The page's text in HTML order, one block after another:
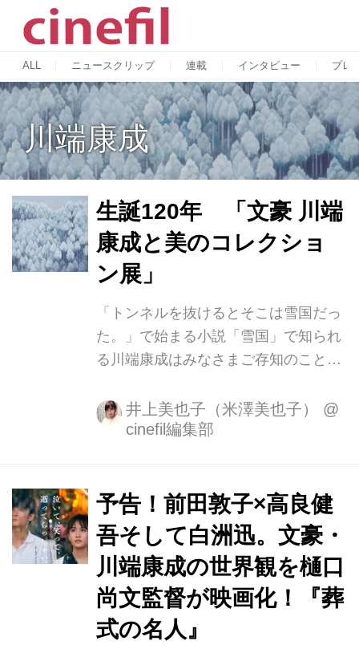
ALL ニュースクリップ 連載 インタビュー プレ
川端康成
生誕120年 「文豪 川端
康成と美のコレクショ
ン展」
「トンネルを抜けるとそこは雪国だっ
た。」で始まる小説「雪国」で知られ
る川端康成はみなさまご存知のことで
のコレクションを紹介致します。 川端
康成生誕120 年を記念し、姫路市立美
から11月4日まで開催されています。
日本人初のノーベル文学賞受賞作家で
ある川端康成（1899～1872）は、文
豪としてはもちろん、美術愛好家とし
ても、類まれなる存在でした。 「私は
美術が好きで、新古にかかはりなくな
るべく見る折をつくる。」 「最高の美
井上美也子（米澤美也子）
@
cinefil編集部
予告！前田敦子×高良健
吾そして白洲迅。文豪・
川端康成の世界観を樋口
尚文監督が映画化！『葬
式の名人』